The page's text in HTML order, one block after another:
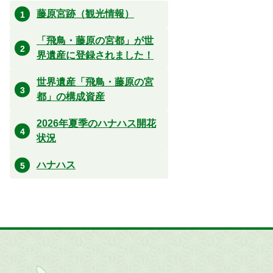
藤原宮跡（観光情報）
「飛鳥・藤原の宮都」が世
界遺産に登録されました！
世界遺産「飛鳥・藤原の宮
都」の構成資産
2026年夏季のハナハス開花
状況
ハナハス